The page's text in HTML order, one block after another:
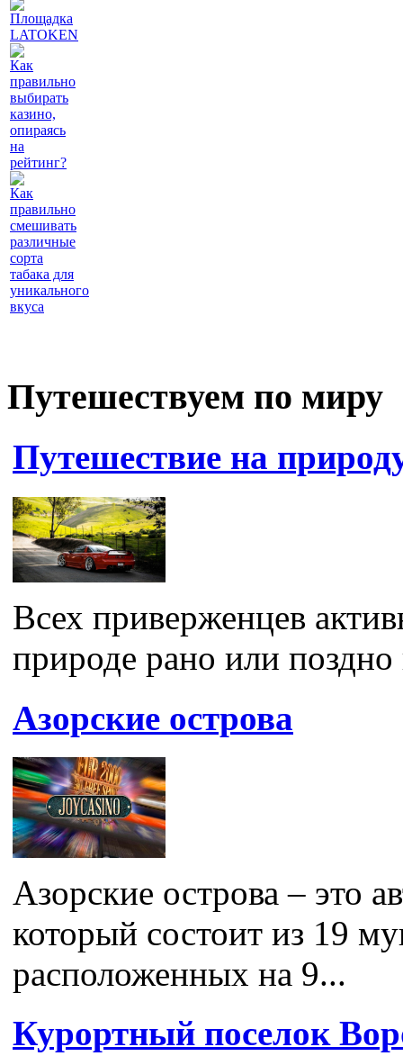
Площадка
LATOKEN
Как
правильно
выбирать
казино,
опираясь
на
рейтинг?
Как
правильно
смешивать
различные
сорта
табака для
уникального
вкуса
Путешествуем по миру
Путешествие на
Всех приверженцев
природе рано или
Азорские острова
Азорские острова – это
который состоит из 19
расположенных на 9...
Курортный поселок